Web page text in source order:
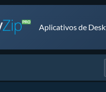
Aplicativos de